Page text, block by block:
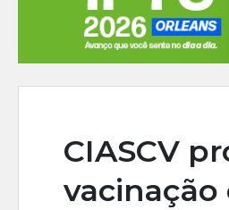
CIASCV
vacinação